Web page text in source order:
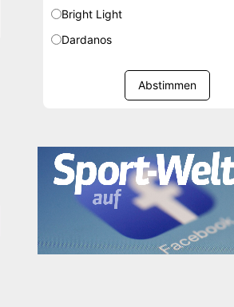
Bright Light
Dardanos
Abstimmen